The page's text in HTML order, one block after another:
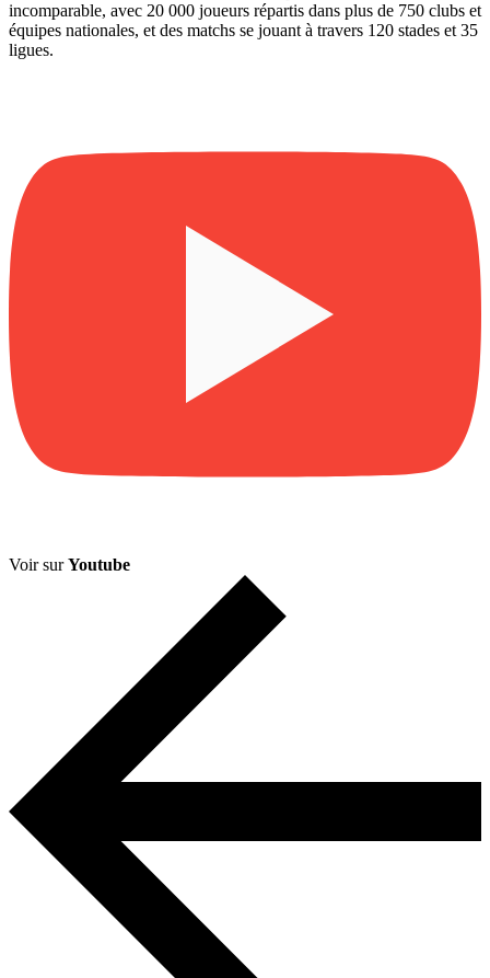
incomparable, avec 20 000 joueurs répartis dans plus de 750 clubs et
équipes nationales, et des matchs se jouant à travers 120 stades et 35
ligues.‎
Voir surYoutube